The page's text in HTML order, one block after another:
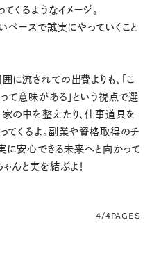
くるようなイメージ。
ペースで誠実にやっていくこと
に流されての出費よりも、「こ
て意味がある」という視点で選
の中を整えたり、仕事道具を
てくるよ。副業や資格取得のチ
に安心できる未来へと向かって
んと実を結ぶよ！
4/4PAGES